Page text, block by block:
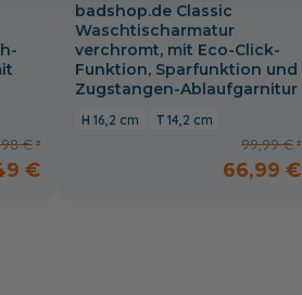
€
€
badshop.de Classic
Waschtischarmatur
verchromt, mit Eco-Click-
Funktion, Sparfunktion und
Zugstangen-Ablaufgarnitur
16,2 cm 14,2 cm
99,99 €
66,99 €